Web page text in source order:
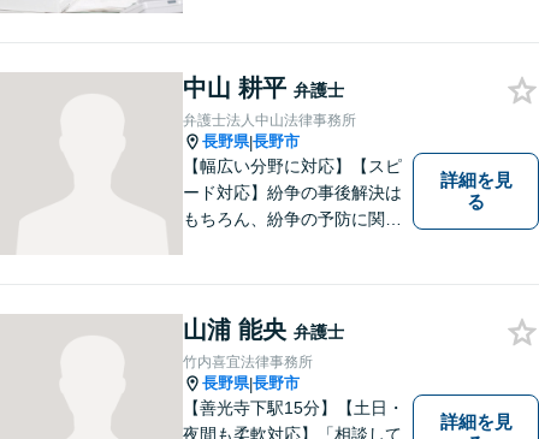
方は是非ご相談ください。迅
速に対応いたします。
中山 耕平 弁護士
弁護士法人中山法律事務所
長野県|長野市
【幅広い分野に対応】【スピ
ード対応】紛争の事後解決は
もちろん、紛争の予防に関す
する癖をつけることを勧めて
おります。早期相談が早期解
決に繋がりますのでお気軽に
ご相談ください。
詳細を見
る
山浦 能央 弁護士
竹内喜宜法律事務所
長野県|長野市
【善光寺下駅15分】【土日・
夜間も柔軟対応】「相談して
詳細を見